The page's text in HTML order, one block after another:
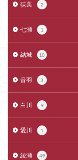
荻美 2
七瀬 1
結城 10
音羽 3
白川 9
愛川 1
綾瀬 49